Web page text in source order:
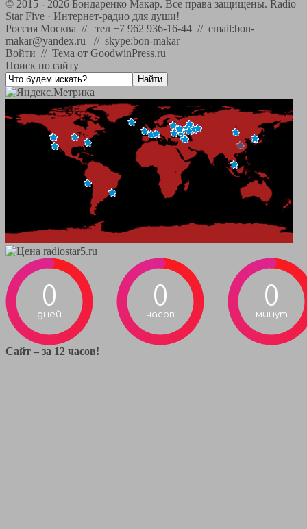
© 2015 - 2026 Бондаренко Макар. Все права защищены. Radio
Star Five · Интернет-радио для души!
Россия Москва // тел +7 962 936-16-44 // email:bon-
makar@yandex.ru // skype:bon-makar
Войти // Тема от GoodwinPress.ru
Поиск по сайту
0
дней
0
часов
0
минут
Сайт – за 12 часов!